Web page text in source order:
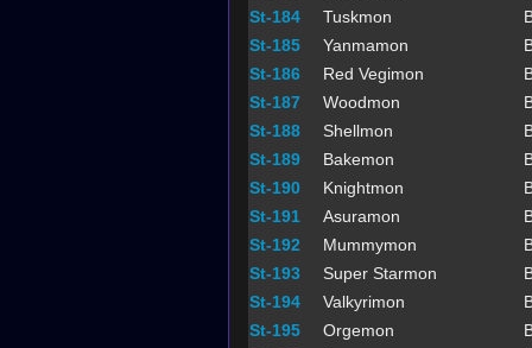
St-184
Tuskmon
St-185
Yanmamon
St-186
Red Vegimon
St-187
Woodmon
St-188
Shellmon
St-189
Bakemon
St-190
Knightmon
St-191
Asuramon
St-192
Mummymon
St-193
Super Starmon
St-194
Valkyrimon
St-195
Orgemon